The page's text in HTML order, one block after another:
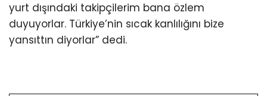
yurt dışındaki takipçilerim bana özlem
duyuyorlar. Türkiye’nin sıcak kanlılığını bize
yansıttın diyorlar” dedi.